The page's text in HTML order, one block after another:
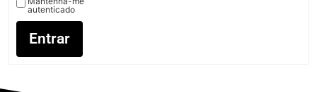
autenticado
Entrar